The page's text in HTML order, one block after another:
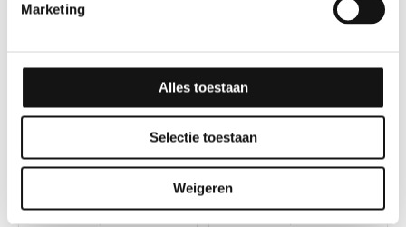
Marketing
Alles toestaan
Selectie toestaan
Weigeren